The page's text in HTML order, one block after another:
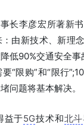
长李彦宏所著新
由新技术、新理
低90%交通安全事
“限购”和“限行
问题将基本解决。
益于5G技术和北斗